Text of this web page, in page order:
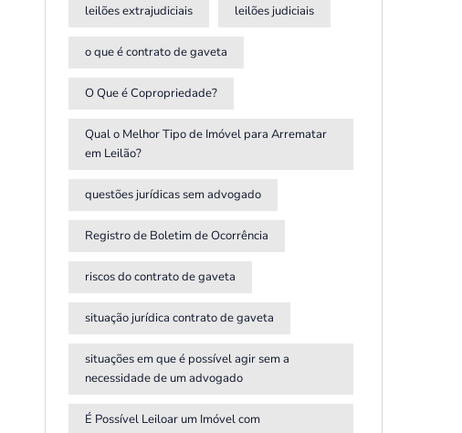
leilões extrajudiciais leilões judiciais
o que é contrato de gaveta
O Que é Copropriedade?
Qual o Melhor Tipo de Imóvel para Arrematar
em Leilão?
questões jurídicas sem advogado
Registro de Boletim de Ocorrência
riscos do contrato de gaveta
situação jurídica contrato de gaveta
situações em que é possível agir sem a
necessidade de um advogado
É Possível Leiloar um Imóvel com